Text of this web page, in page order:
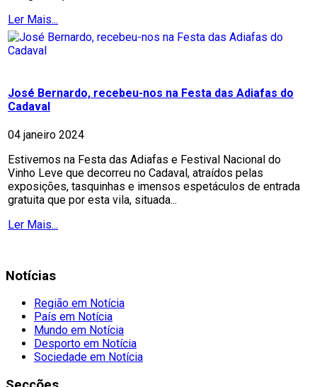
Ler Mais...
José Bernardo, recebeu-nos na Festa das Adiafas do
Cadaval
04 janeiro 2024
Estivemos na Festa das Adiafas e Festival Nacional do
Vinho Leve que decorreu no Cadaval, atraídos pelas
exposições, tasquinhas e imensos espetáculos de entrada
gratuita que por esta vila, situada...
Ler Mais...
Notícias
Região em Notícia
País em Notícia
Mundo em Notícia
Desporto em Notícia
Sociedade em Notícia